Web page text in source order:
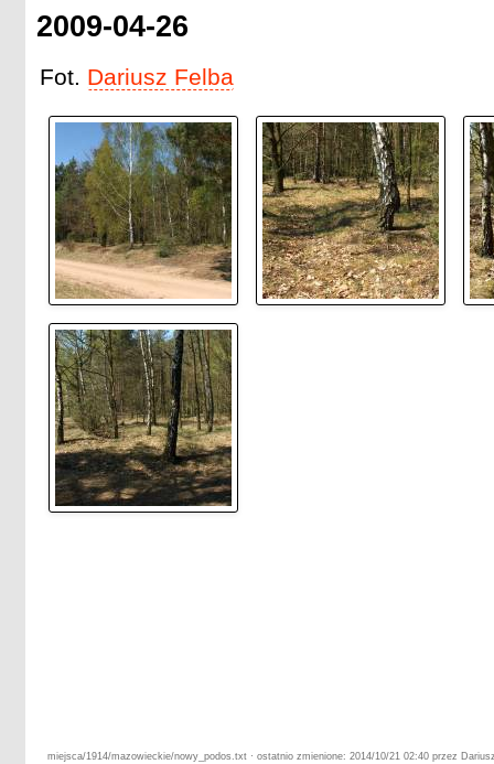
2009-04-26
Fot. Dariusz Felba
miejsca/1914/mazowieckie/nowy_podos.txt · ostatnio zmienione: 2014/10/21 02:40 przez